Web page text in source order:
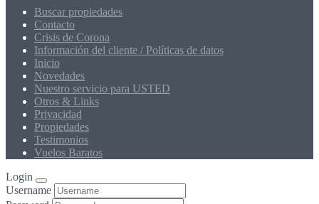
Buscar propiedades
Contacto
Crisis de Corona
Información del cliente / Políticas de datos
Inicio
Novedades
Nuestro servicio para USTED
Otros & Links
Privacidad
Propiedades
Testimonios
Vuelos Baratos
Login
Username